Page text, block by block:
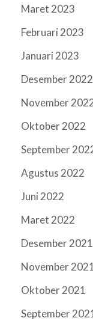
Maret 2023
Februari 2023
Januari 2023
Desember 2022
November
Oktober 2022
September
Agustus 2022
Juni 2022
Maret 2022
Desember 2021
November
Oktober 2021
September